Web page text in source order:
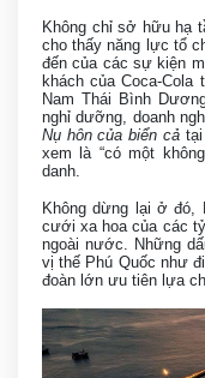
Không chỉ sở hữu hạ
cho thấy năng lực tổ
đến của các sự kiện
khách của Coca-
Nam Thái Bình
nghỉ dưỡng, doanh
Nụ hôn của biển cảtại
xem là “có một
danh.
Không dừng lại ở đó,
cưới xa hoa của các
ngoài nước. Những
vị thế Phú Quốc như
đoàn lớn ưu tiên lựa